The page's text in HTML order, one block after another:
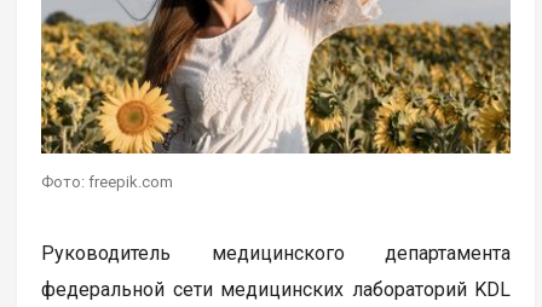
Фото: freepik.com
Руководитель медицинского департамента
федеральной сети медицинских лабораторий KDL